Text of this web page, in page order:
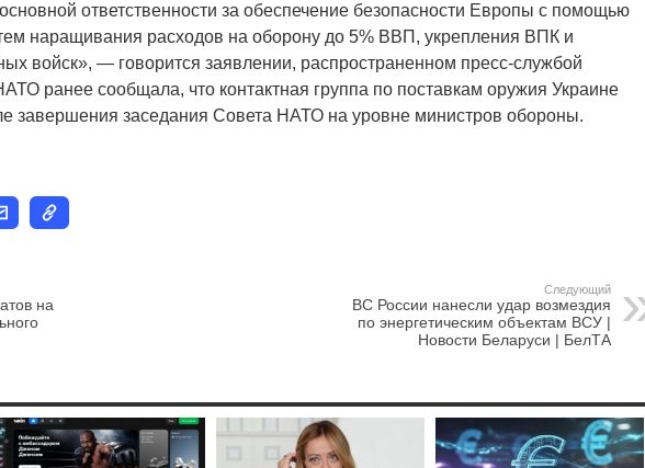
ответственности за обеспечение безопасности Европы с помощью
наращивания расходов на оборону до 5% ВВП, укрепления ВПК и
войск», — говорится заявлении, распространенном пресс-службой
ранее сообщала, что контактная группа по поставкам оружия Украине
завершения заседания Совета НАТО на уровне министров обороны.
на
Следующий
ВС России нанесли удар возмездия
по энергетическим объектам ВСУ |
Новости Беларуси | БелТА